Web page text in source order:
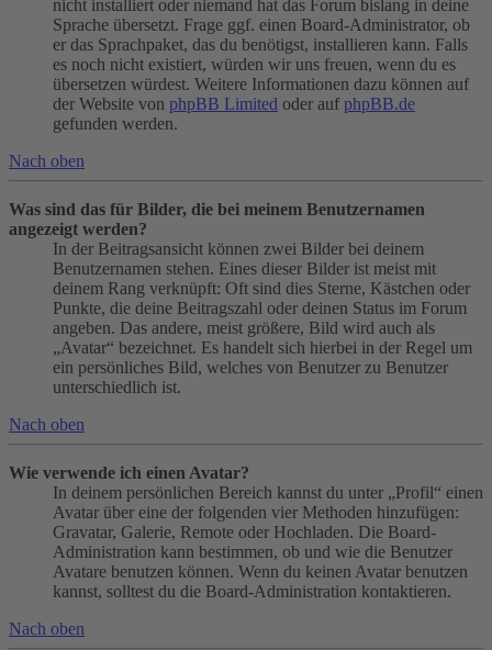
nicht installiert oder niemand hat das Forum bislang in deine
Sprache übersetzt. Frage ggf. einen Board-Administrator, ob
er das Sprachpaket, das du benötigst, installieren kann. Falls
es noch nicht existiert, würden wir uns freuen, wenn du es
übersetzen würdest. Weitere Informationen dazu können auf
der Website von phpBB Limited oder auf phpBB.de
gefunden werden.
Nach oben
Was sind das für Bilder, die bei meinem Benutzernamen
angezeigt werden?
In der Beitragsansicht können zwei Bilder bei deinem
Benutzernamen stehen. Eines dieser Bilder ist meist mit
deinem Rang verknüpft: Oft sind dies Sterne, Kästchen oder
Punkte, die deine Beitragszahl oder deinen Status im Forum
angeben. Das andere, meist größere, Bild wird auch als
„Avatar“ bezeichnet. Es handelt sich hierbei in der Regel um
ein persönliches Bild, welches von Benutzer zu Benutzer
unterschiedlich ist.
Nach oben
Wie verwende ich einen Avatar?
In deinem persönlichen Bereich kannst du unter „Profil“ einen
Avatar über eine der folgenden vier Methoden hinzufügen:
Gravatar, Galerie, Remote oder Hochladen. Die Board-
Administration kann bestimmen, ob und wie die Benutzer
Avatare benutzen können. Wenn du keinen Avatar benutzen
kannst, solltest du die Board-Administration kontaktieren.
Nach oben